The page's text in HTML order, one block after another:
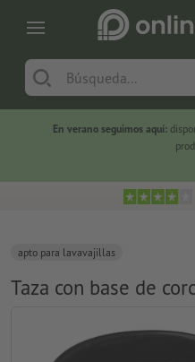
En verano seguimos aquí:
apto para lavavajillas
Taza con base de